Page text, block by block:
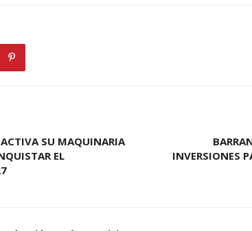
SU MAQUINARIA
EL
INVERSIONES